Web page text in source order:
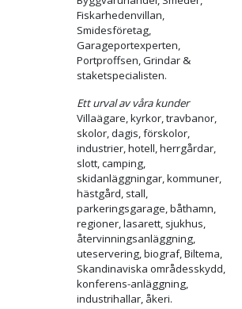
Serviceavtal på mina
grindar.
Den som önskar service avtal
kan kontakta oss så tar vi fram
serviceprogram.
Några av våra
samarbetspartners:
NCC, Peab, Eddings, Veidekke,
Säkerhetsföretag,
Landskapsarkitekter,
Designers, Stängselföretag,
Byggvaruhandel, Smeder,
Fiskarhedenvillan,
Smidesföretag,
Garageportexperten,
Portproffsen, Grindar &
staketspecialisten.